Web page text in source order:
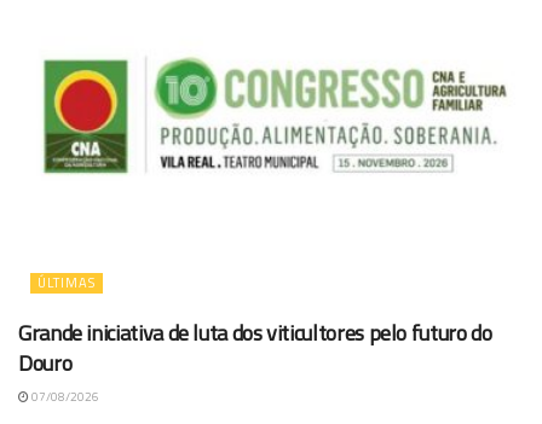
ÚLTIMAS
Grande iniciativa de luta dos viticultores pelo futuro do
Douro
07/08/2026